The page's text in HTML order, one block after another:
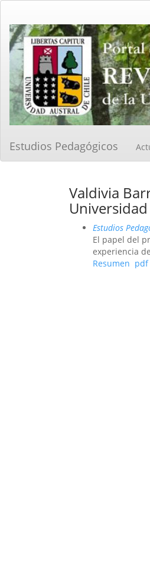
Contenido
principal
Barra
lateral
Estudios Pedagógicos
Valdivia
Estudios
El papel del
experiencia
Resumen pdf